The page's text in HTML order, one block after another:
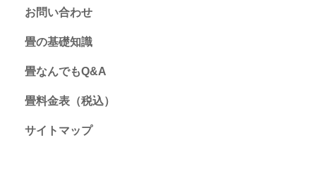
お問い合わせ
畳の基礎知識
畳なんでもQ&A
畳料金表（税込）
サイトマップ